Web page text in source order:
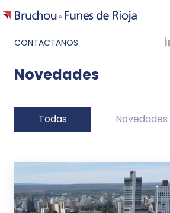
CONTACTANOS
Novedades
Todas